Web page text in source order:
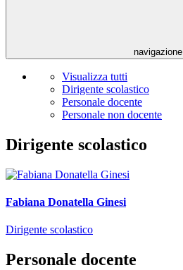
navigazione
Visualizza tutti
Dirigente scolastico
Personale docente
Personale non docente
Dirigente scolastico
Fabiana Donatella Ginesi
Dirigente scolastico
Personale docente